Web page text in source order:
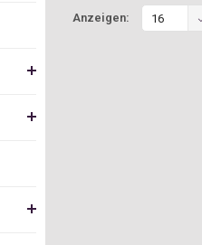
Anzeigen: 16